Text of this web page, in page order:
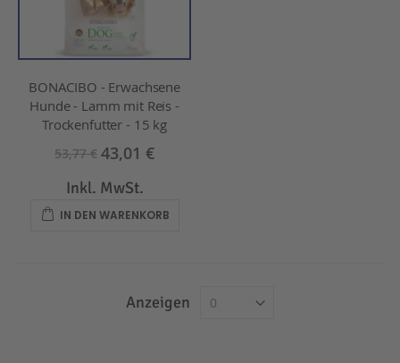
BONACIBO - Erwachsene
Hunde - Lamm mit Reis -
Trockenfutter - 15 kg
53,77 € 43,01 €
Inkl. MwSt.
IN DEN WARENKORB
Anzeigen